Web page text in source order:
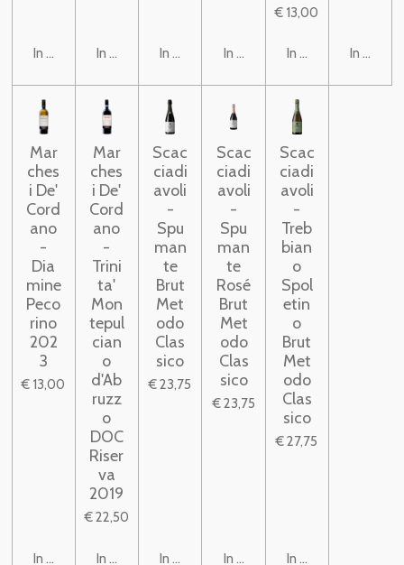
In winkelwagenIn winkelwagenIn winkelwagenIn winkelwagen
€ 13,00
In winkelwagen
In
Mar
ches
i De'
Cord
ano
-
Dia
mine
Peco
rino
202
3
€ 13,00
In winkelwagen
Mar
ches
i De'
Cord
ano
-
Trini
ta'
Mon
tepul
cian
o
d'Ab
ruzz
o
DOC
Riser
va
2019
€ 22,50
In winkelwagen
Scac
ciadi
avoli
-
Spu
man
te
Brut
Met
odo
Clas
sico
€ 23,75
In winkelwagen
Scac
ciadi
avoli
-
Spu
man
te
Rosé
Brut
Met
odo
Clas
sico
€ 23,75
In winkelwagen
Scac
ciadi
avoli
-
Treb
bian
o
Spol
etin
o
Brut
Met
odo
Clas
sico
€ 27,75
In winkelwagen